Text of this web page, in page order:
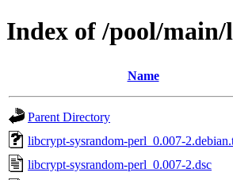
Index of /pool/
Name
Parent Directory
libcrypt-sysrandom-perl_0.007-
libcrypt-sysrandom-perl_0.007-2.dsc